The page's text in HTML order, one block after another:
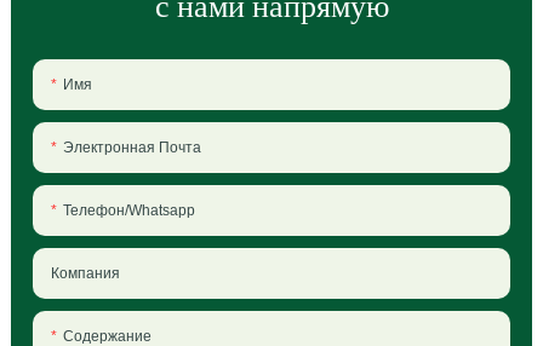
Имя
Электронная Почта
Телефон/Whatsapp
Компания
Содержание